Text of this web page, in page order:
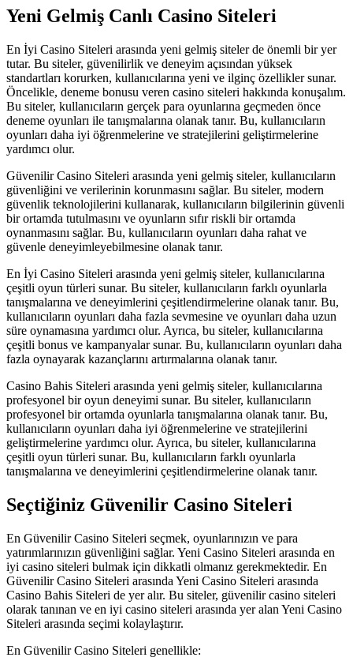
Yeni Gelmiş Canlı Casino Siteleri
En İyi Casino Siteleri arasında yeni gelmiş siteler de önemli bir yer
tutar. Bu siteler, güvenilirlik ve deneyim açısından yüksek
standartları korurken, kullanıcılarına yeni ve ilginç özellikler sunar.
Öncelikle, deneme bonusu veren casino siteleri hakkında konuşalım.
Bu siteler, kullanıcıların gerçek para oyunlarına geçmeden önce
deneme oyunları ile tanışmalarına olanak tanır. Bu, kullanıcıların
oyunları daha iyi öğrenmelerine ve stratejilerini geliştirmelerine
yardımcı olur.
Güvenilir Casino Siteleri arasında yeni gelmiş siteler, kullanıcıların
güvenliğini ve verilerinin korunmasını sağlar. Bu siteler, modern
güvenlik teknolojilerini kullanarak, kullanıcıların bilgilerinin güvenli
bir ortamda tutulmasını ve oyunların sıfır riskli bir ortamda
oynanmasını sağlar. Bu, kullanıcıların oyunları daha rahat ve
güvenle deneyimleyebilmesine olanak tanır.
En İyi Casino Siteleri arasında yeni gelmiş siteler, kullanıcılarına
çeşitli oyun türleri sunar. Bu siteler, kullanıcıların farklı oyunlarla
tanışmalarına ve deneyimlerini çeşitlendirmelerine olanak tanır. Bu,
kullanıcıların oyunları daha fazla sevmesine ve oyunları daha uzun
süre oynamasına yardımcı olur. Ayrıca, bu siteler, kullanıcılarına
çeşitli bonus ve kampanyalar sunar. Bu, kullanıcıların oyunları daha
fazla oynayarak kazançlarını artırmalarına olanak tanır.
Casino Bahis Siteleri arasında yeni gelmiş siteler, kullanıcılarına
profesyonel bir oyun deneyimi sunar. Bu siteler, kullanıcıların
profesyonel bir ortamda oyunlarla tanışmalarına olanak tanır. Bu,
kullanıcıların oyunları daha iyi öğrenmelerine ve stratejilerini
geliştirmelerine yardımcı olur. Ayrıca, bu siteler, kullanıcılarına
çeşitli oyun türleri sunar. Bu, kullanıcıların farklı oyunlarla
tanışmalarına ve deneyimlerini çeşitlendirmelerine olanak tanır.
Seçtiğiniz Güvenilir Casino Siteleri
En Güvenilir Casino Siteleri seçmek, oyunlarınızın ve para
yatırımlarınızın güvenliğini sağlar. Yeni Casino Siteleri arasında en
iyi casino siteleri bulmak için dikkatli olmanız gerekmektedir. En
Güvenilir Casino Siteleri arasında Yeni Casino Siteleri arasında
Casino Bahis Siteleri de yer alır. Bu siteler, güvenilir casino siteleri
olarak tanınan ve en iyi casino siteleri arasında yer alan Yeni Casino
Siteleri arasında seçimi kolaylaştırır.
En Güvenilir Casino Siteleri genellikle: